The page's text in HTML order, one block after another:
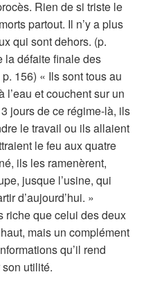
Rien de si triste le
partout. Il n’y a plus
qui sont dehors. (p.
la défaite finale des
156) « Ils sont tous au
et couchent sur un
jours de ce régime-là, ils
le travail ou ils allaient
le feu aux quatre
ils les ramenèrent,
jusque l’usine, qui
d’aujourd’hui. »
riche que celui des deux
mais un complément
qu’il rend
utilité.